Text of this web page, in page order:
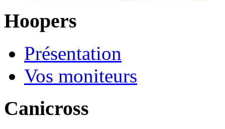
Hoopers
Présentation
Vos moniteurs
Canicross